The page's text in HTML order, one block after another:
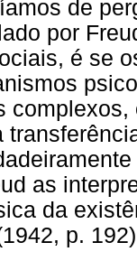
de
por
é se
as
da
p. 192)